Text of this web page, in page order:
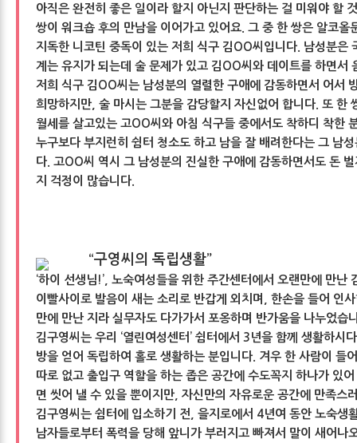
아직은 완전히 좋은 일이라 할지 아닌지 판단하는 걸 미워야 할
쌍이 워크숍 후의 만남을 이어가고 있어요. 그 중 한 쌍은 알코올
지독한 니코틴 중독이 있는 저희 식구 김OO씨입니다. 남성분은
계는 유지가 되는데 술 문제가 있고 김OO씨와 데이트를 하면서
저희 식구 김OO씨는 남성분의 열렬한 구애에 감동하면서 어서
희망하지만, 술 마시는 그분을 감당할지 자신없어 합니다. 또 한
월세를 살고있는 고OO씨와 아침 식구들 중에서도 착하디 착한
누구보다 부지런히 쉼터 청소도 하고 남을 잘 배려한다는 그 남
다. 고OO씨 역시 그 남성분의 진실한 구애에 감동하면서도 돈
지 걱정이 많습니다.
“구영씨의 독립생활”
‘하이 선생님!’, 노숙여성들을 위한 주간센터에서 오랜만에 만난
이빨사이로 발음이 새는 소리로 반갑게 외치며, 한손을 들어 인
만에 만난 지라 실무자도 다가가서 포옹하며 반가움을 나누었습
김구영씨는 우리 ‘열린여성센터’ 쉼터에서 3년을 함께 생활하시
방을 얻어 독립하여 홀로 생활하는 분입니다. 겨우 한 사람이 들
따로 없고 출입구 역할을 하는 좁은 공간에 수도꼭지 하나가 있
면 씻어 낼 수 있을 뿐이지만, 자신만의 자유로운 공간에 만족스
김구영씨는 쉼터에 입소하기 전, 을지로에서 4년여 동안 노숙생
남자들로부터 폭력을 당해 앞니가 부러지고 빠져서 말이 새어나